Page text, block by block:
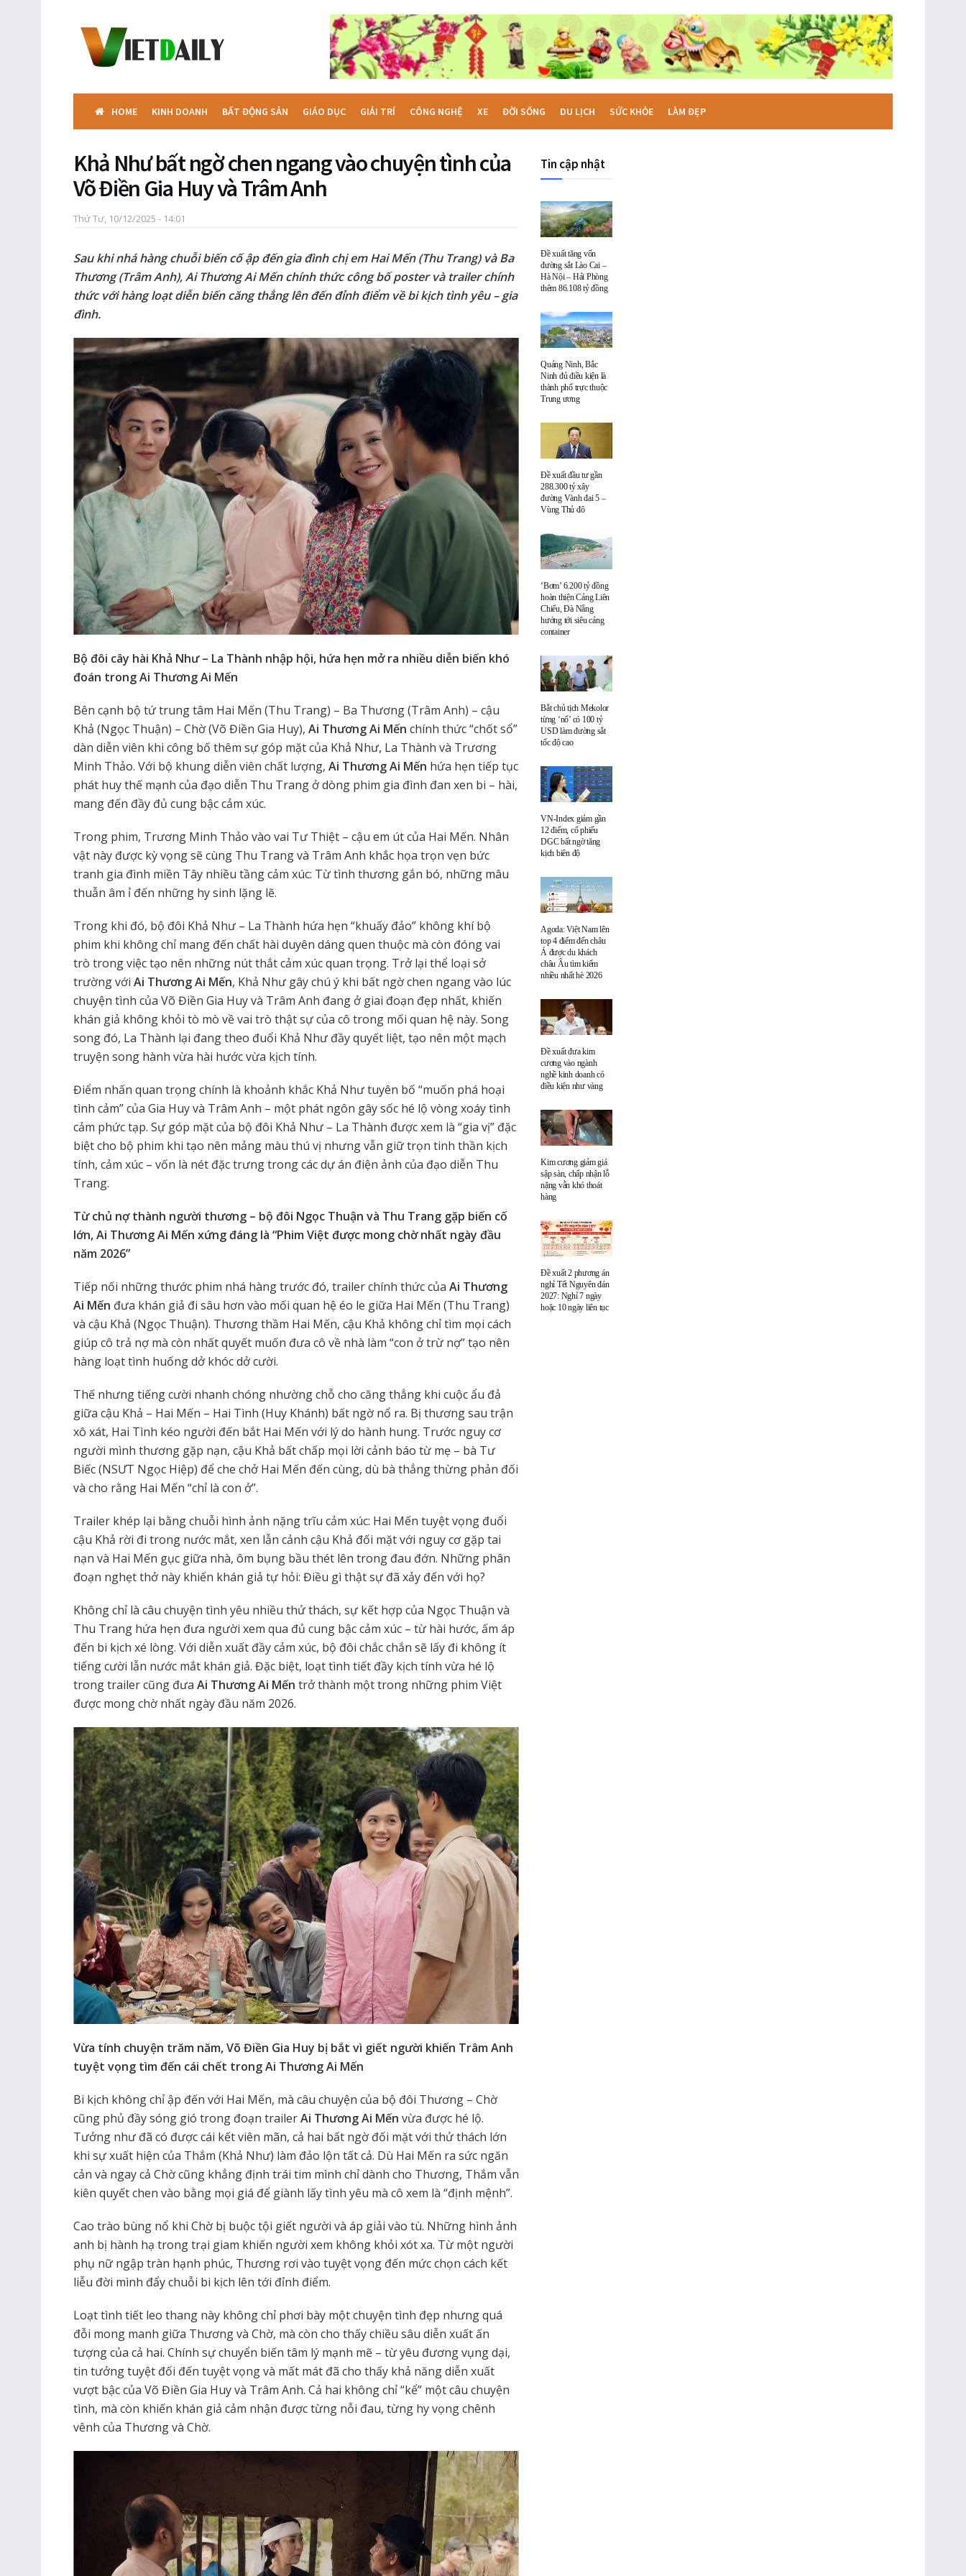
HOME KINH DOANH BẤT ĐỘNG SẢN GIÁO DỤC GIẢI TRÍ CÔNG NGHỆ XE ĐỜI SỐNG DU LỊCH SỨC KHỎE LÀM ĐẸP
Khả Như bất ngờ chen ngang vào chuyện tình của
Võ Điền Gia Huy và Trâm Anh
Thứ Tư, 10/12/2025 - 14:01
Sau khi nhá hàng chuỗi biến cố ập đến gia đình chị em Hai Mến (Thu Trang) và Ba
Thương (Trâm Anh), Ai Thương Ai Mến chính thức công bố poster và trailer chính
thức với hàng loạt diễn biến căng thẳng lên đến đỉnh điểm về bi kịch tình yêu – gia
đình.
Bộ đôi cây hài Khả Như – La Thành nhập hội, hứa hẹn mở ra nhiều diễn biến khó
đoán trong Ai Thương Ai Mến
Bên cạnh bộ tứ trung tâm Hai Mến (Thu Trang) – Ba Thương (Trâm Anh) – cậu
Khả (Ngọc Thuận) – Chờ (Võ Điền Gia Huy), Ai Thương Ai Mến chính thức “chốt sổ”
dàn diễn viên khi công bố thêm sự góp mặt của Khả Như, La Thành và Trương
Minh Thảo. Với bộ khung diễn viên chất lượng, Ai Thương Ai Mến hứa hẹn tiếp tục
phát huy thế mạnh của đạo diễn Thu Trang ở dòng phim gia đình đan xen bi – hài,
mang đến đầy đủ cung bậc cảm xúc.
Trong phim, Trương Minh Thảo vào vai Tư Thiệt – cậu em út của Hai Mến. Nhân
vật này được kỳ vọng sẽ cùng Thu Trang và Trâm Anh khắc họa trọn vẹn bức
tranh gia đình miền Tây nhiều tầng cảm xúc: Từ tình thương gắn bó, những mâu
thuẫn âm ỉ đến những hy sinh lặng lẽ.
Trong khi đó, bộ đôi Khả Như – La Thành hứa hẹn “khuấy đảo” không khí bộ
phim khi không chỉ mang đến chất hài duyên dáng quen thuộc mà còn đóng vai
trò trong việc tạo nên những nút thắt cảm xúc quan trọng. Trở lại thể loại sở
trường với Ai Thương Ai Mến, Khả Như gây chú ý khi bất ngờ chen ngang vào lúc
chuyện tình của Võ Điền Gia Huy và Trâm Anh đang ở giai đoạn đẹp nhất, khiến
khán giả không khỏi tò mò về vai trò thật sự của cô trong mối quan hệ này. Song
song đó, La Thành lại đang theo đuổi Khả Như đầy quyết liệt, tạo nên một mạch
truyện song hành vừa hài hước vừa kịch tính.
Điểm nhấn quan trọng chính là khoảnh khắc Khả Như tuyên bố “muốn phá hoại
tình cảm” của Gia Huy và Trâm Anh – một phát ngôn gây sốc hé lộ vòng xoáy tình
cảm phức tạp. Sự góp mặt của bộ đôi Khả Như – La Thành được xem là “gia vị” đặc
biệt cho bộ phim khi tạo nên mảng màu thú vị nhưng vẫn giữ trọn tinh thần kịch
tính, cảm xúc – vốn là nét đặc trưng trong các dự án điện ảnh của đạo diễn Thu
Trang.
Từ chủ nợ thành người thương – bộ đôi Ngọc Thuận và Thu Trang gặp biến cố
lớn, Ai Thương Ai Mến xứng đáng là “Phim Việt được mong chờ nhất ngày đầu
năm 2026”
Tiếp nối những thước phim nhá hàng trước đó, trailer chính thức của Ai Thương
Ai Mến đưa khán giả đi sâu hơn vào mối quan hệ éo le giữa Hai Mến (Thu Trang)
và cậu Khả (Ngọc Thuận). Thương thầm Hai Mến, cậu Khả không chỉ tìm mọi cách
giúp cô trả nợ mà còn nhất quyết muốn đưa cô về nhà làm “con ở trừ nợ” tạo nên
hàng loạt tình huống dở khóc dở cười.
Thế nhưng tiếng cười nhanh chóng nhường chỗ cho căng thẳng khi cuộc ẩu đả
giữa cậu Khả – Hai Mến – Hai Tình (Huy Khánh) bất ngờ nổ ra. Bị thương sau trận
xô xát, Hai Tình kéo người đến bắt Hai Mến với lý do hành hung. Trước nguy cơ
người mình thương gặp nạn, cậu Khả bất chấp mọi lời cảnh báo từ mẹ – bà Tư
Biếc (NSƯT Ngọc Hiệp) để che chở Hai Mến đến cùng, dù bà thẳng thừng phản đối
và cho rằng Hai Mến “chỉ là con ở”.
Trailer khép lại bằng chuỗi hình ảnh nặng trĩu cảm xúc: Hai Mến tuyệt vọng đuổi
cậu Khả rời đi trong nước mắt, xen lẫn cảnh cậu Khả đối mặt với nguy cơ gặp tai
nạn và Hai Mến gục giữa nhà, ôm bụng bầu thét lên trong đau đớn. Những phân
đoạn nghẹt thở này khiến khán giả tự hỏi: Điều gì thật sự đã xảy đến với họ?
Không chỉ là câu chuyện tình yêu nhiều thử thách, sự kết hợp của Ngọc Thuận và
Thu Trang hứa hẹn đưa người xem qua đủ cung bậc cảm xúc – từ hài hước, ấm áp
đến bi kịch xé lòng. Với diễn xuất đầy cảm xúc, bộ đôi chắc chắn sẽ lấy đi không ít
tiếng cười lẫn nước mắt khán giả. Đặc biệt, loạt tình tiết đầy kịch tính vừa hé lộ
trong trailer cũng đưa Ai Thương Ai Mến trở thành một trong những phim Việt
được mong chờ nhất ngày đầu năm 2026.
Vừa tính chuyện trăm năm, Võ Điền Gia Huy bị bắt vì giết người khiến Trâm Anh
tuyệt vọng tìm đến cái chết trong Ai Thương Ai Mến
Bi kịch không chỉ ập đến với Hai Mến, mà câu chuyện của bộ đôi Thương – Chờ
cũng phủ đầy sóng gió trong đoạn trailerAi Thương Ai Mến vừa được hé lộ.
Tưởng như đã có được cái kết viên mãn, cả hai bất ngờ đối mặt với thử thách lớn
khi sự xuất hiện của Thắm (Khả Như) làm đảo lộn tất cả. Dù Hai Mến ra sức ngăn
cản và ngay cả Chờ cũng khẳng định trái tim mình chỉ dành cho Thương, Thắm vẫn
kiên quyết chen vào bằng mọi giá để giành lấy tình yêu mà cô xem là “định mệnh”.
Cao trào bùng nổ khi Chờ bị buộc tội giết người và áp giải vào tù. Những hình ảnh
anh bị hành hạ trong trại giam khiến người xem không khỏi xót xa. Từ một người
phụ nữ ngập tràn hạnh phúc, Thương rơi vào tuyệt vọng đến mức chọn cách kết
liễu đời mình đẩy chuỗi bi kịch lên tới đỉnh điểm.
Loạt tình tiết leo thang này không chỉ phơi bày một chuyện tình đẹp nhưng quá
đỗi mong manh giữa Thương và Chờ, mà còn cho thấy chiều sâu diễn xuất ấn
tượng của cả hai. Chính sự chuyển biến tâm lý mạnh mẽ – từ yêu đương vụng dại,
tin tưởng tuyệt đối đến tuyệt vọng và mất mát đã cho thấy khả năng diễn xuất
vượt bậc của Võ Điền Gia Huy và Trâm Anh. Cả hai không chỉ “kể” một câu chuyện
tình, mà còn khiến khán giả cảm nhận được từng nỗi đau, từng hy vọng chênh
vênh của Thương và Chờ.
Tin cập nhật
Đề xuất tăng vốn
đường sắt Lào Cai –
Hà Nội – Hải Phòng
thêm 86.108 tỷ đồng
Quảng Ninh, Bắc
Ninh đủ điều kiện là
thành phố trực thuộc
Trung ương
Đề xuất đầu tư gần
288.300 tỷ xây
đường Vành đai 5 –
Vùng Thủ đô
‘Bơm’ 6.200 tỷ đồng
hoàn thiện Cảng Liên
Chiểu, Đà Nẵng
hướng tới siêu cảng
container
Bắt chủ tịch Mekolor
từng ‘nổ’ có 100 tỷ
USD làm đường sắt
tốc độ cao
VN-Index giảm gần
12 điểm, cổ phiếu
DGC bất ngờ tăng
kịch biên độ
Agoda: Việt Nam lên
top 4 điểm đến châu
Á được du khách
châu Âu tìm kiếm
nhiều nhất hè 2026
Đề xuất đưa kim
cương vào ngành
nghề kinh doanh có
điều kiện như vàng
Kim cương giảm giá
sập sàn, chấp nhận lỗ
nặng vẫn khó thoát
hàng
Đề xuất 2 phương án
nghỉ Tết Nguyên đán
2027: Nghỉ 7 ngày
hoặc 10 ngày liên tục